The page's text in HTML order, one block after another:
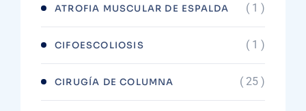
ATROFIA MUSCULAR DE ESPALDA ( 1 )
CIFOESCOLIOSIS ( 1 )
CIRUGÍA DE COLUMNA ( 25 )